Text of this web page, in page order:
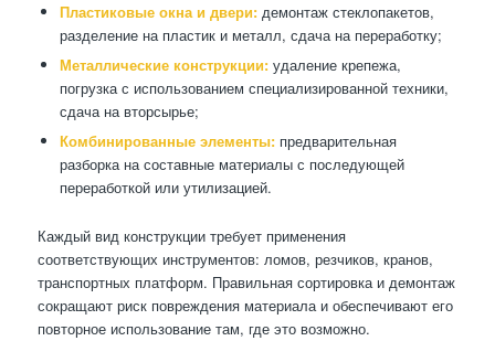
Пластиковые окна и двери:демонтаж стеклопакетов,
разделение на пластик и металл, сдача на переработку;
Металлические конструкции:удаление крепежа,
погрузка с использованием специализированной техники,
сдача на вторсырье;
Комбинированные элементы:предварительная
разборка на составные материалы с последующей
переработкой или утилизацией.
Каждый вид конструкции требует применения
соответствующих инструментов: ломов, резчиков, кранов,
транспортных платформ. Правильная сортировка и демонтаж
сокращают риск повреждения материала и обеспечивают его
повторное использование там, где это возможно.